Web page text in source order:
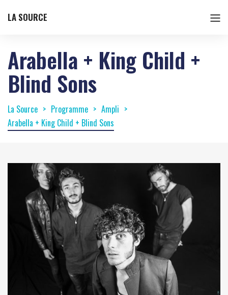
LA SOURCE
Arabella + King Child +
Blind Sons
La Source Programme
Ampli
Arabella + King Child + Blind Sons